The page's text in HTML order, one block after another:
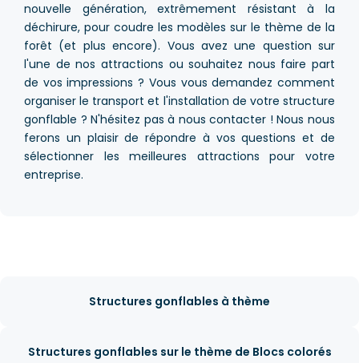
nouvelle génération, extrêmement résistant à la
déchirure, pour coudre les modèles sur le thème de la
forêt (et plus encore). Vous avez une question sur
l'une de nos attractions ou souhaitez nous faire part
de vos impressions ? Vous vous demandez comment
organiser le transport et l'installation de votre structure
gonflable ? N'hésitez pas à nous contacter ! Nous nous
ferons un plaisir de répondre à vos questions et de
sélectionner les meilleures attractions pour votre
entreprise.
Structures gonflables à thème
Structures gonflables sur le thème de Blocs colorés